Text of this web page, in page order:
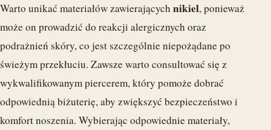
Warto unikać materiałów zawierającychnikiel, ponieważ
może on prowadzić do reakcji alergicznych oraz
podrażnień skóry, co jest szczególnie niepożądane po
świeżym przekłuciu. Zawsze warto consultować się z
wykwalifikowanym piercerem, który pomoże dobrać
odpowiednią biżuterię, aby zwiększyć bezpieczeństwo i
komfort noszenia. Wybierając odpowiednie materiały,